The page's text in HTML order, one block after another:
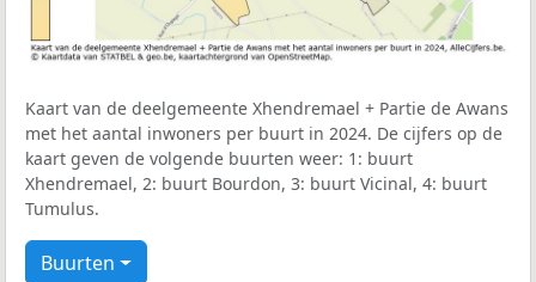
Kaart van de deelgemeente Xhendremael + Partie de Awans
met het aantal inwoners per buurt in 2024. De cijfers op de
kaart geven de volgende buurten weer: 1: buurt
Xhendremael, 2: buurt Bourdon, 3: buurt Vicinal, 4: buurt
Tumulus.
Buurten